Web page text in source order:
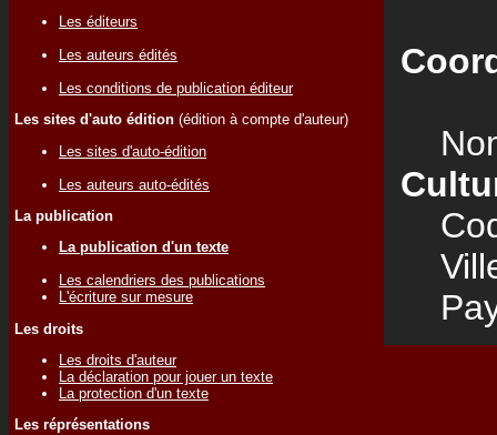
Les éditeurs
Les auteurs édités
Les conditions de publication éditeur
Les sites d'auto édition (édition à compte d'auteur)
Les sites d'auto-édition
Les auteurs auto-édités
La publication
La publication d'un texte
Les calendriers des publications
L'écriture sur mesure
Les droits
Les droits d'auteur
La déclaration pour jouer un texte
La protection d'un texte
Les réprésentations